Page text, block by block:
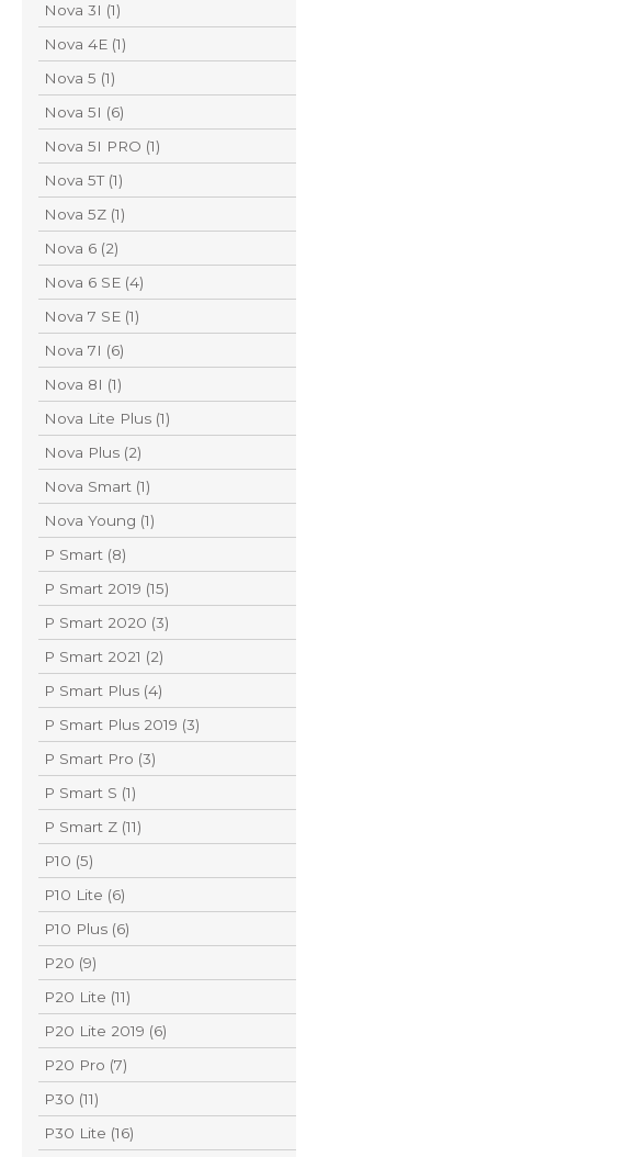
Nova 3I (1)
Nova 4E (1)
Nova 5 (1)
Nova 5I (6)
Nova 5I PRO (1)
Nova 5T (1)
Nova 5Z (1)
Nova 6 (2)
Nova 6 SE (4)
Nova 7 SE (1)
Nova 7I (6)
Nova 8I (1)
Nova Lite Plus (1)
Nova Plus (2)
Nova Smart (1)
Nova Young (1)
P Smart (8)
P Smart 2019 (15)
P Smart 2020 (3)
P Smart 2021 (2)
P Smart Plus (4)
P Smart Plus 2019 (3)
P Smart Pro (3)
P Smart S (1)
P Smart Z (11)
P10 (5)
P10 Lite (6)
P10 Plus (6)
P20 (9)
P20 Lite (11)
P20 Lite 2019 (6)
P20 Pro (7)
P30 (11)
P30 Lite (16)